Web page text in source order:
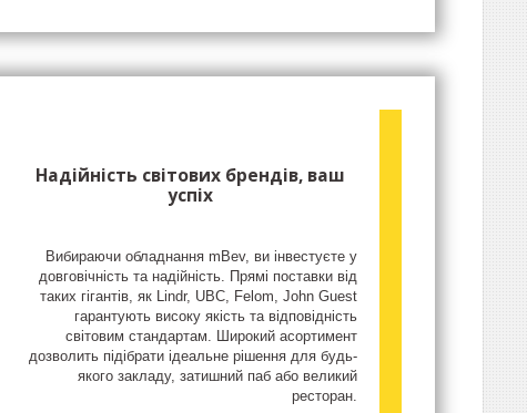
Надійність світових брендів, ваш
успіх
Вибираючи обладнання mBev, ви інвестуєте у
довговічність та надійність. Прямі поставки від
таких гігантів, як Lindr, UBC, Felom, John Guest
гарантують високу якість та відповідність
світовим стандартам. Широкий асортимент
дозволить підібрати ідеальне рішення для будь-
якого закладу, затишний паб або великий
ресторан.